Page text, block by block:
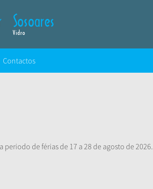
Contactos
periodo de férias de 17 a 28 de agosto de 2026.